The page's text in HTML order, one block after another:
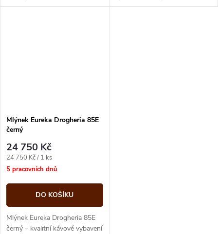
Mlýnek Eureka Drogheria 85E
černý
24 750 Kč
Měrná
cena:
24 750 Kč / 1 ks
5 pracovních dnů
DO KOŠÍKU
Mlýnek Eureka Drogheria 85E
černý – kvalitní kávové vybavení